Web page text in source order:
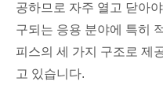
공하므로 자주 열고 닫아
구되는 응용 분야에 특히
피스의 세 가지 구조로 제
고 있습니다.